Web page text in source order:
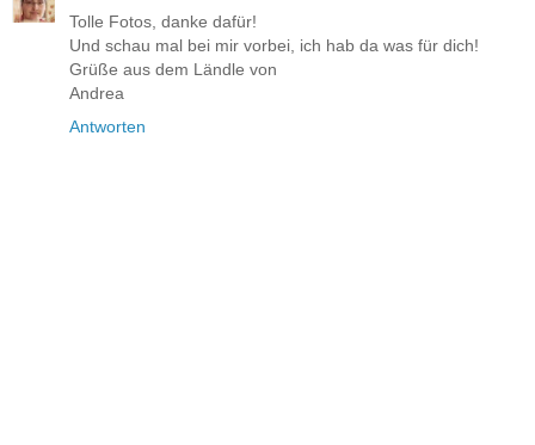
Tolle Fotos, danke dafür!
Und schau mal bei mir vorbei, ich hab da was für dich!
Grüße aus dem Ländle von
Andrea
Antworten